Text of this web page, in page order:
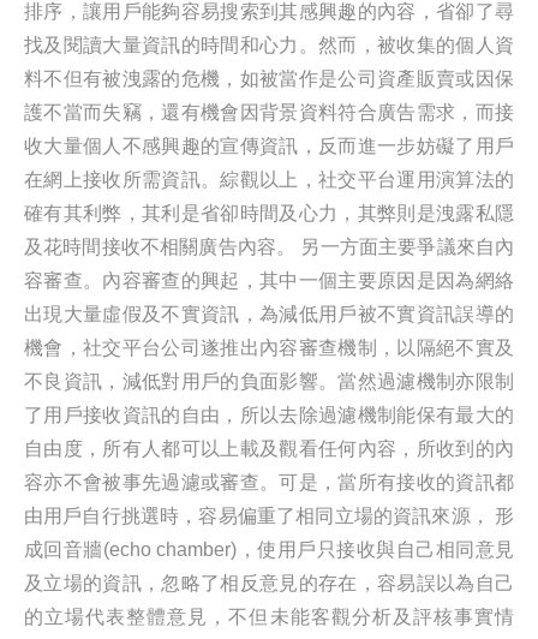
排序，讓用戶能夠容易搜索到其感興趣的內容，省卻了尋
找及閱讀大量資訊的時間和心力。然而，被收集的個人資
料不但有被洩露的危機，如被當作是公司資產販賣或因保
護不當而失竊，還有機會因背景資料符合廣告需求，而接
收大量個人不感興趣的宣傳資訊，反而進一步妨礙了用戶
在網上接收所需資訊。綜觀以上，社交平台運用演算法的
確有其利弊，其利是省卻時間及心力，其弊則是洩露私隱
及花時間接收不相關廣告內容。 另一方面主要爭議來自內
容審查。內容審查的興起，其中一個主要原因是因為網絡
出現大量虛假及不實資訊，為減低用戶被不實資訊誤導的
機會，社交平台公司遂推出內容審查機制，以隔絕不實及
不良資訊，減低對用戶的負面影響。當然過濾機制亦限制
了用戶接收資訊的自由，所以去除過濾機制能保有最大的
自由度，所有人都可以上載及觀看任何內容，所收到的內
容亦不會被事先過濾或審查。可是，當所有接收的資訊都
由用戶自行挑選時，容易偏重了相同立場的資訊來源， 形
成回音牆(echo chamber)，使用戶只接收與自己相同意見
及立場的資訊，忽略了相反意見的存在，容易誤以為自己
的立場代表整體意見，不但未能客觀分析及評核事實情